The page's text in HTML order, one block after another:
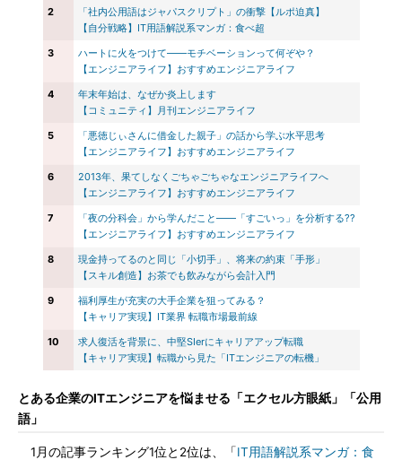
2
「社内公用語はジャパスクリプト」の衝撃【ルポ迫真】
【自分戦略】IT用語解説系マンガ：食べ超
3
ハートに火をつけて――モチベーションって何ぞや？
【エンジニアライフ】おすすめエンジニアライフ
4
年末年始は、なぜか炎上します
【コミュニティ】月刊エンジニアライフ
5
「悪徳じぃさんに借金した親子」の話から学ぶ水平思考
【エンジニアライフ】おすすめエンジニアライフ
6
2013年、果てしなくごちゃごちゃなエンジニアライフへ
【エンジニアライフ】おすすめエンジニアライフ
7
「夜の分科会」から学んだこと――「すごいっ」を分析する??
【エンジニアライフ】おすすめエンジニアライフ
8
現金持ってるのと同じ「小切手」、将来の約束「手形」
【スキル創造】お茶でも飲みながら会計入門
9
福利厚生が充実の大手企業を狙ってみる？
【キャリア実現】IT業界 転職市場最前線
10
求人復活を背景に、中堅SIerにキャリアアップ転職
【キャリア実現】転職から見た「ITエンジニアの転機」
とある企業のITエンジニアを悩ませる「エクセル方眼紙」「公用
語」
1月の記事ランキング1位と2位は、「IT用語解説系マンガ：食